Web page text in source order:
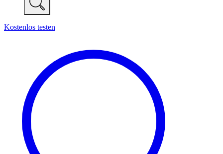
Kostenlos testen